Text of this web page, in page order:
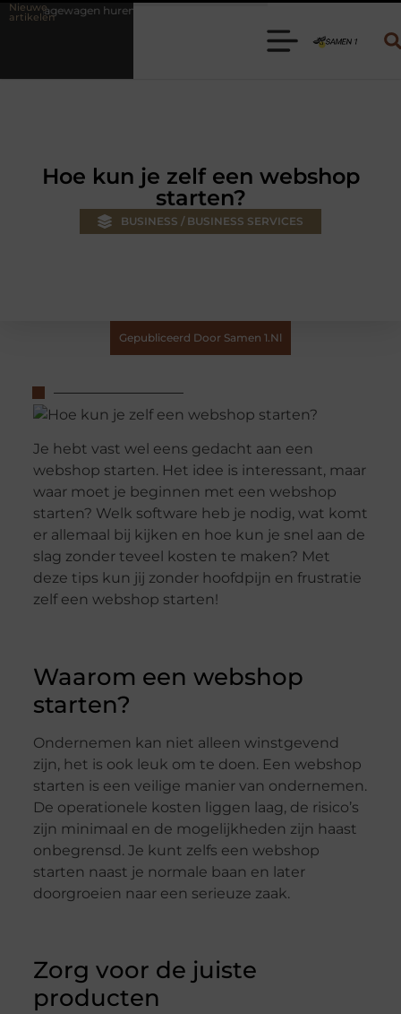
Nieuwe
artikelen
Kies de juiste aanhanger voor jouw klus
Hoe kun je zelf een webshop
starten?
BUSINESS / BUSINESS SERVICES
Gepubliceerd Door Samen 1.nl
Je hebt vast wel eens gedacht aan een
webshop starten. Het idee is interessant, maar
waar moet je beginnen met een webshop
starten? Welk software heb je nodig, wat komt
er allemaal bij kijken en hoe kun je snel aan de
slag zonder teveel kosten te maken? Met
deze tips kun jij zonder hoofdpijn en frustratie
zelf een webshop starten!
Waarom een webshop
starten?
Ondernemen kan niet alleen winstgevend
zijn, het is ook leuk om te doen. Een webshop
starten is een veilige manier van ondernemen.
De operationele kosten liggen laag, de risico’s
zijn minimaal en de mogelijkheden zijn haast
onbegrensd. Je kunt zelfs een webshop
starten naast je normale baan en later
doorgroeien naar een serieuze zaak.
Zorg voor de juiste
producten